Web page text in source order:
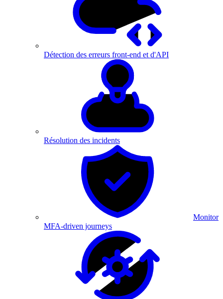
Détection des erreurs front-end et d'API
Résolution des incidents
Monitor
MFA-driven journeys